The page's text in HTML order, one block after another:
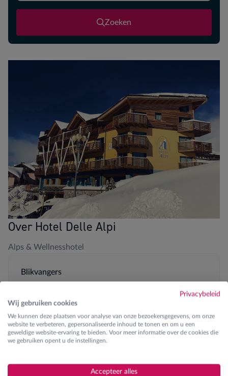
Privacybeleid
Wij gebruiken cookies
We kunnen deze plaatsen voor analyse van onze bezoekersgegevens, om onze
website te verbeteren, gepersonaliseerde inhoud te tonen en om u een
geweldige website-ervaring te bieden. Voor meer informatie over de cookies die
we gebruiken opent u de instellingen.
Accepteer alles
Zoeken
Over Hotel Delle Alpi
Alps & Wellnesshotel
Blikvangers
Zwembad en Wellness
5-persoonskamers aanwezig